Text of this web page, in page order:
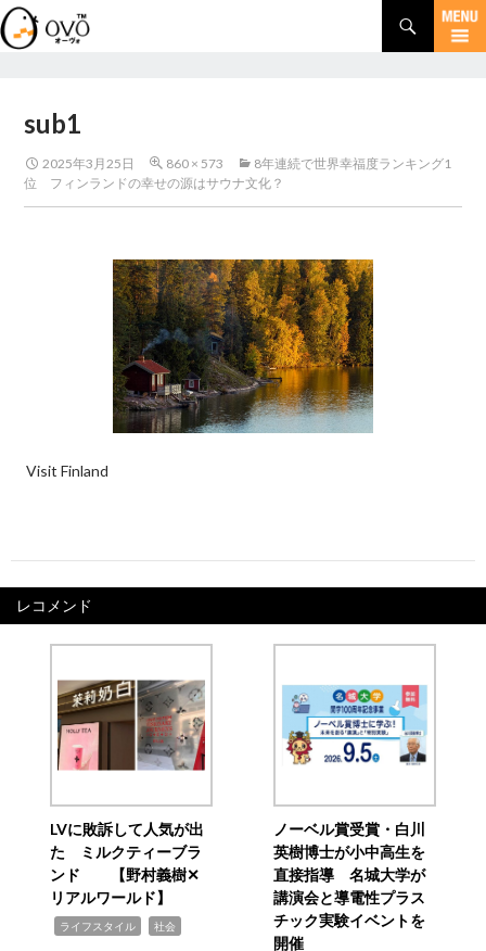
検
索
コ
sub1
2025年3月25日 860 × 573
8年連続で世界幸福度ランキング1
位 フィンランドの幸せの源はサウナ文化？
Visit Finland
レコメンド
LVに敗訴して人気が出
た ミルクティーブラ
ンド 【野村義樹✕
リアルワールド】
ライフスタイル 社会
ノーベル賞受賞・白川
英樹博士が小中高生を
直接指導 名城大学が
講演会と導電性プラス
チック実験イベントを
開催